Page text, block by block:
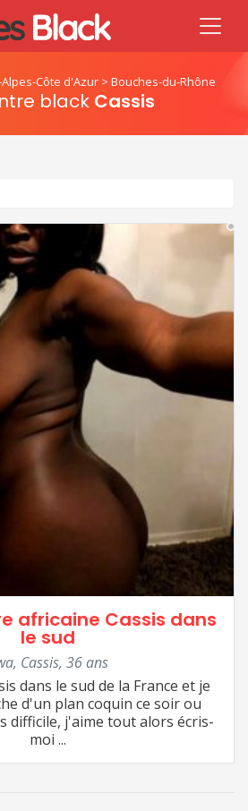
Côte d'Azur> Bouches-du-Rhône
blackCassis
africaine Cassis dans
le sud
, Cassis, 36 ans
dans le sud de la France et je
d'un plan coquin ce soir ou
difficile, j'aime tout alors écris-
moi ...